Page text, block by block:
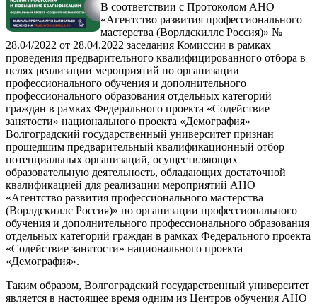
В соответствии с Протоколом АНО
«Агентство развития профессионального
мастерства (Ворлдскиллс Россия)» №
28.04/2022 от 28.04.2022 заседания Комиссии в рамках
проведения предварительного квалифицированного отбора в
целях реализации мероприятий по организации
профессионального обучения и дополнительного
профессионального образования отдельных категорий
граждан в рамках Федерального проекта «Содействие
занятости» национального проекта «Демография»
Волгоградский государственный университет признан
прошедшим предварительный квалификационный отбор
потенциальных организаций, осуществляющих
образовательную деятельность, обладающих достаточной
квалификацией для реализации мероприятий АНО
«Агентство развития профессионального мастерства
(Ворлдскиллс Россия)» по организации профессионального
обучения и дополнительного профессионального образования
отдельных категорий граждан в рамках Федерального проекта
«Содействие занятости» национального проекта
«Демография».
Таким образом, Волгоградский государственный университет
является в настоящее время одним из Центров обучения АНО